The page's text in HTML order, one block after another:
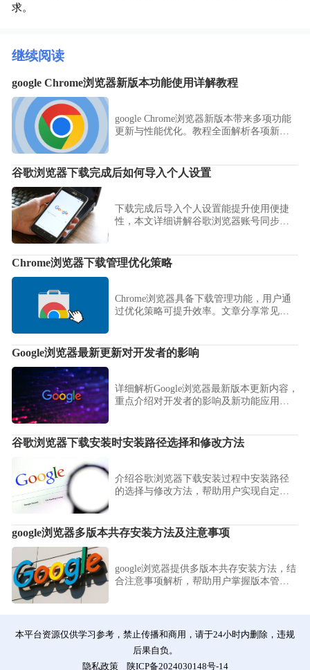
求。
继续阅读
google Chrome浏览器新版本功能使用详解教程
google Chrome浏览器新版本带来多项功能
更新与性能优化。教程全面解析各项新特
谷歌浏览器下载完成后如何导入个人设置
下载完成后导入个人设置能提升使用便捷
性，本文详细讲解谷歌浏览器账号同步、
Chrome浏览器下载管理优化策略
Chrome浏览器具备下载管理功能，用户通
过优化策略可提升效率。文章分享常见设
Google浏览器最新更新对开发者的影响
详细解析Google浏览器最新版本更新内容，
重点介绍对开发者的影响及新功能应用，
谷歌浏览器下载安装时安装路径选择和修改方法
介绍谷歌浏览器下载安装过程中安装路径
的选择与修改方法，帮助用户实现自定义
google浏览器多版本共存安装方法及注意事项
google浏览器提供多版本共存安装方法，结
合注意事项解析，帮助用户掌握版本管理
本平台资源仅供学习参考，禁止传播和商用，请于24小时内删除，违规
后果自负。
隐私政策
陕ICP备2024030148号-14